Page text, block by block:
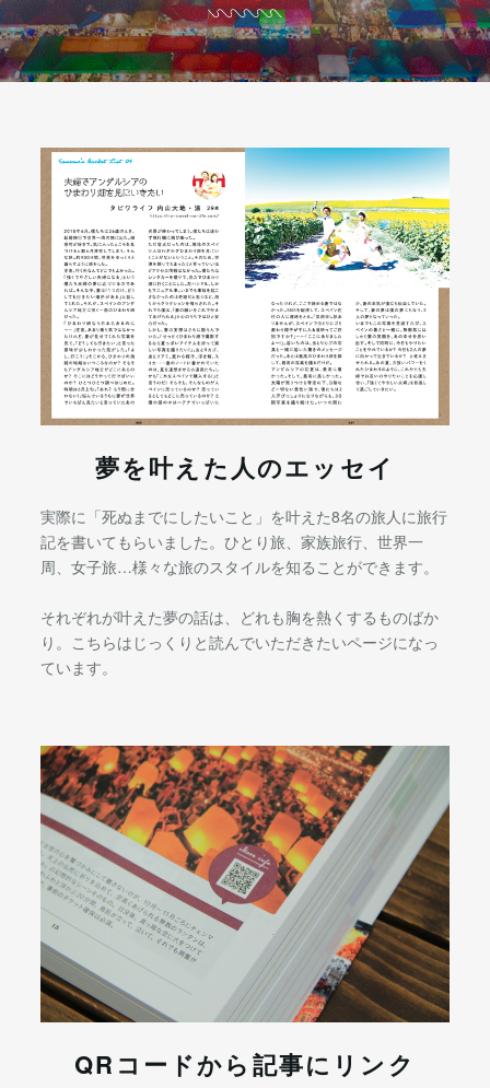
夢を叶えた人のエッセイ
実際に「死ぬまでにしたいこと」を叶えた8名の旅人に旅行
記を書いてもらいました。ひとり旅、家族旅行、世界一
周、女子旅…様々な旅のスタイルを知ることができます。
それぞれが叶えた夢の話は、どれも胸を熱くするものばか
り。こちらはじっくりと読んでいただきたいページになっ
ています。
QRコードから記事にリンク